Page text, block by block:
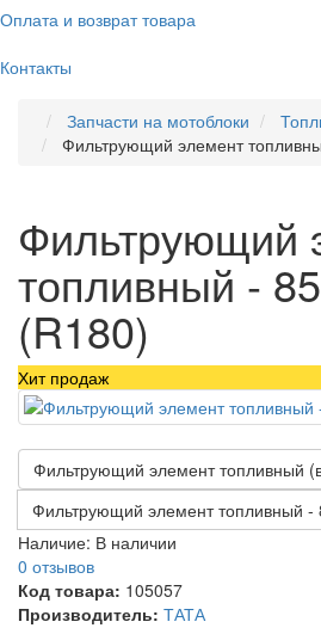
Оплата и возврат товара
Контакты
Запчасти на мотоблоки
Фильтрующий элемент
Фильтрующий
топливный -
(R180)
Хит продаж
Фильтрующий элемент топливный
Фильтрующий элемент топливный
Наличие: В наличии
0 отзывов
Код товара: 105057
Производитель: ТАТА